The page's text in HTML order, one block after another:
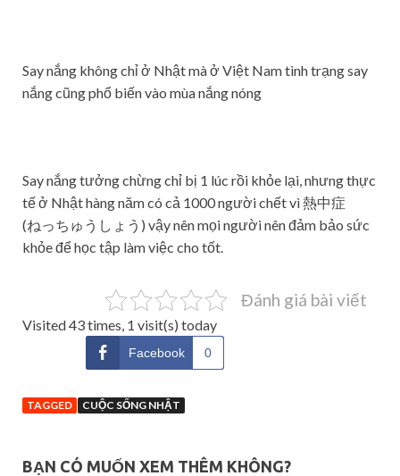
Say nắng không chỉ ở Nhật mà ở Việt Nam tình trạng say
nắng cũng phổ biến vào mùa nắng nóng
Say nắng tưởng chừng chỉ bị 1 lúc rồi khỏe lại, nhưng thực
tế ở Nhật hàng năm có cả 1000 người chết vì 熱中症
(ねっちゅうしょう) vậy nên mọi người nên đảm bảo sức
khỏe để học tập làm việc cho tốt.
Đánh giá bài viết
Visited 43 times, 1 visit(s) today
Facebook 0
TAGGED CUỘC SỐNG NHẬT
BẠN CÓ MUỐN XEM THÊM KHÔNG?